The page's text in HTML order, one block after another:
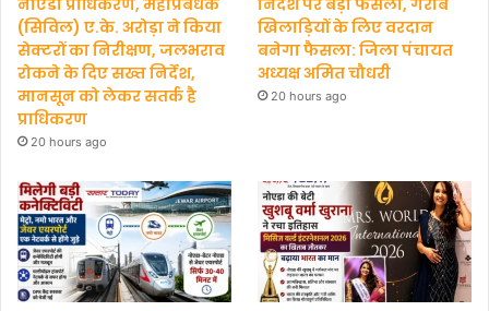
नोएडा प्राधिकरण, महाप्रबंधक
(सिविल) ए.के. अरोड़ा ने किया
सेक्टरों का निरीक्षण, जलभराव
रोकने के दिए सख्त निर्देश,
मानसून को लेकर सतर्क है
प्राधिकरण
20 hours ago
निर्देश पर बड़ा फैसला, गरीब
खिलाड़ियों के लिए वरदान
बनेगा फैसला: जिला पंचायत
अध्यक्ष अमित चौधरी
20 hours ago